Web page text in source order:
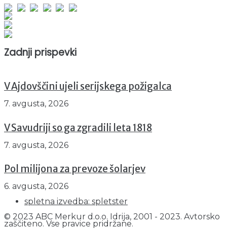
Zadnji prispevki
V Ajdovščini ujeli serijskega požigalca
7. avgusta, 2026
V Savudriji so ga zgradili leta 1818
7. avgusta, 2026
Pol milijona za prevoze šolarjev
6. avgusta, 2026
spletna izvedba: spletster
© 2023 ABC Merkur d.o.o. Idrija, 2001 - 2023. Avtorsko
zaščiteno. Vse pravice pridržane.